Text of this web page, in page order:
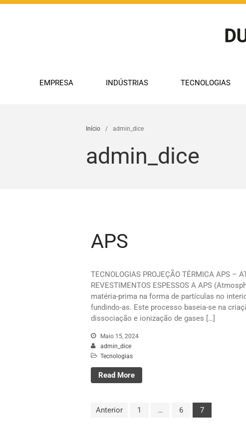
EMPRESA INDÚSTRIAS TECNOLOGIAS
Início / admin_dice
admin_dice
APS
TECNOLOGIAS PROJEÇÃO TÉRMICA APS –
REVESTIMENTOS ESPESSOS A APS
matéria-prima na forma de partículas no
fundindo-as. Este processo baseia-se na
dissociação e ionização de gases […]
Maio 15, 2024
admin_dice
Tecnologias
Read More
Anterior 1 … 6 7